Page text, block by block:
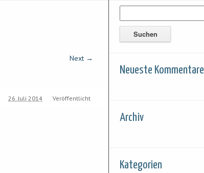
Next →
Veröffentlicht
26. Juli 2014
Neueste Kommentare
Archiv
Kategorien